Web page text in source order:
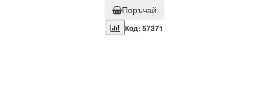
Поръчай
Код: 57371